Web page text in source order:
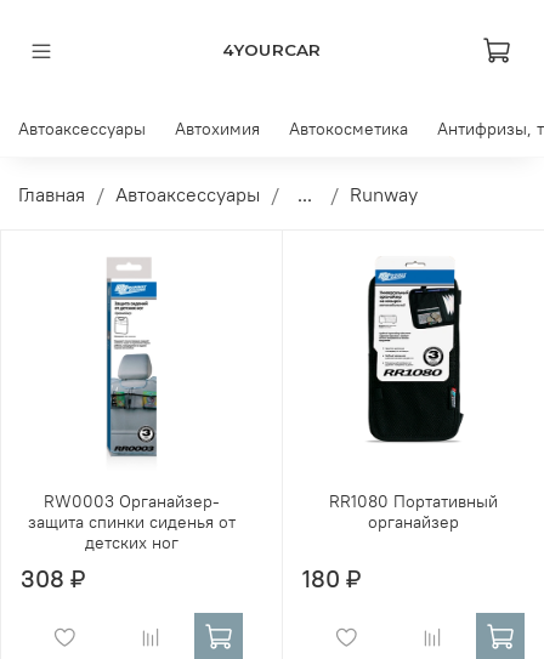
4YOURCAR
Автоаксессуары Автохимия Автокосметика Антифризы,
Главная Автоаксессуары ... Runway
RW0003 Органайзер-
защита спинки сиденья от
детских ног
308 ₽
RR1080 Портативный
органайзер
180 ₽